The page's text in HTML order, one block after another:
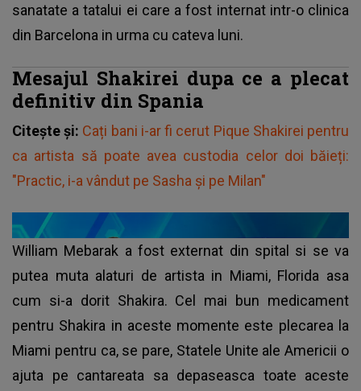
sanatate a tatalui ei care a fost internat intr-o clinica
din Barcelona in urma cu cateva luni.
Mesajul Shakirei dupa ce a plecat
definitiv din Spania
Citește și: Cați bani i-ar fi cerut Pique Shakirei pentru
ca artista să poate avea custodia celor doi băieți:
"Practic, i-a vândut pe Sasha și pe Milan"
William Mebarak a fost externat din spital si se va
putea muta alaturi de artista in Miami, Florida asa
cum si-a dorit Shakira. Cel mai bun medicament
pentru Shakira in aceste momente este plecarea la
Miami pentru ca, se pare, Statele Unite ale Americii o
ajuta pe cantareata sa depaseasca toate aceste